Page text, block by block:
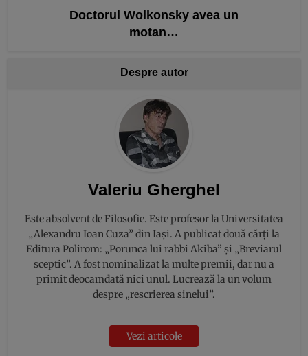
Doctorul Wolkonsky avea un
motan…
Despre autor
Valeriu Gherghel
Este absolvent de Filosofie. Este profesor la Universitatea
„Alexandru Ioan Cuza” din Iași. A publicat două cărți la
Editura Polirom: „Porunca lui rabbi Akiba” și „Breviarul
sceptic”. A fost nominalizat la multe premii, dar nu a
primit deocamdată nici unul. Lucrează la un volum
despre „rescrierea sinelui”.
Vezi articole